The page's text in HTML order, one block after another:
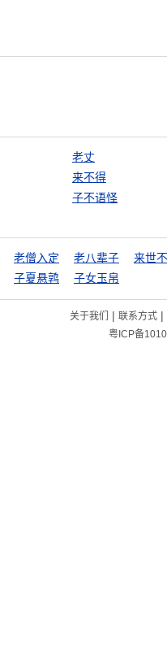
老丈
来不得
子不语怪
老僧入定
老八辈子
子夏悬鹑 子女玉帛
关于我们 | 联系方式|
粤ICP备